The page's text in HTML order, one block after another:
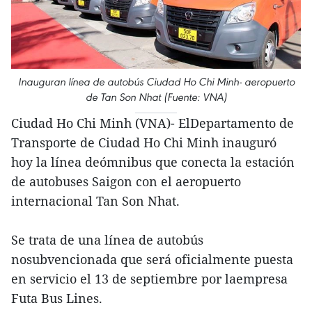
Inauguran línea de autobús Ciudad Ho Chi Minh- aeropuerto
de Tan Son Nhat (Fuente: VNA)
Ciudad Ho Chi Minh (VNA)- ElDepartamento de
Transporte de Ciudad Ho Chi Minh inauguró
hoy la línea deómnibus que conecta la estación
de autobuses Saigon con el aeropuerto
internacional Tan Son Nhat.
Se trata de una línea de autobús
nosubvencionada que será oficialmente puesta
en servicio el 13 de septiembre por laempresa
Futa Bus Lines.